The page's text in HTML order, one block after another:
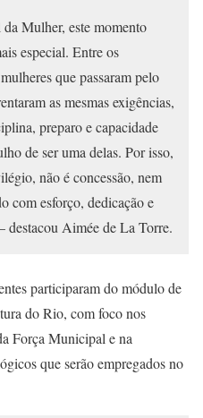
Mulher, este momento
especial. Entre os
que passaram pelo
as mesmas exigências,
preparo e capacidade
de ser uma delas. Por isso,
não é concessão, nem
com esforço, dedicação e
Aimée de La Torre.
participaram do módulo de
do Rio, com foco nos
Força Municipal e na
que serão empregados no